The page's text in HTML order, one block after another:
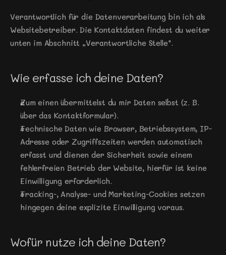
Verantwortlich für die Datenverarbeitung bin ich als
Websitebetreiber. Die Kontaktdaten findest du weiter
unten im Abschnitt „Verantwortliche Stelle".
Wie erfasse ich deine Daten?
Zum einen übermittelst du mir Daten selbst (z. B.
über das Kontaktformular).
Technische Daten wie Browser, Betriebssystem, IP-
Adresse oder Zugriffszeiten werden automatisch
erfasst und dienen der Sicherheit sowie einem
fehlerfreien Betrieb der Website, hierfür ist keine
Einwilligung erforderlich.
Tracking-, Analyse- und Marketing-Cookies setzen
hingegen deine explizite Einwilligung voraus.
Wofür nutze ich deine Daten?